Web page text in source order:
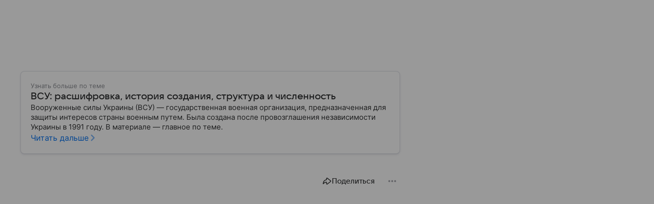
Узнать больше по теме
ВСУ: расшифровка, история создания, структура и численность
Вооруженные силы Украины (ВСУ) — государственная военная организация, предназначенная для
защиты интересов страны военным путем. Была создана после провозглашения независимости
Украины в 1991 году. В материале — главное по теме.
Читать дальше
Поделиться